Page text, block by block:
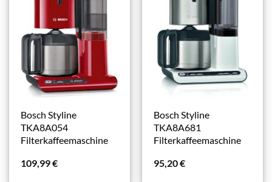
Bosch Styline
TKA8A054
Filterkaffeemaschine
109,99€
Bosch Styline
TKA8A681
Filterkaffeemaschine
95,20€